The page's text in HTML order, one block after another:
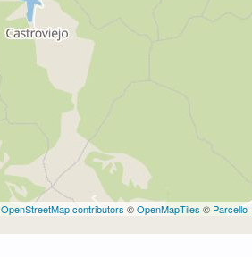
OpenStreetMap contributors ©OpenMapTiles © Parcello